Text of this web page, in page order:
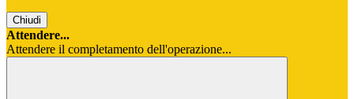
Chiudi
Attendere...
Attendere il completamento dell'operazione...